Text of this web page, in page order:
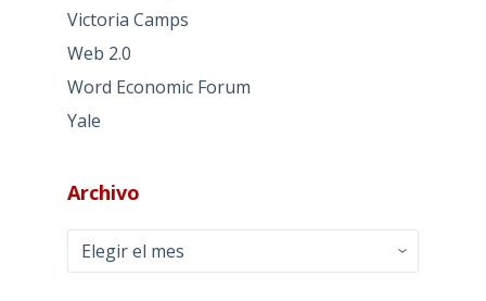
Victoria Camps
Web 2.0
Word Economic Forum
Yale
Archivo
Archivo